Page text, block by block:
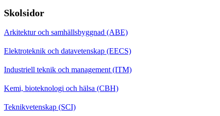
Skolsidor
Arkitektur och samhällsbyggnad (ABE)
Elektroteknik och datavetenskap (EECS)
Industriell teknik och management (ITM)
Kemi, bioteknologi och hälsa (CBH)
Teknikvetenskap (SCI)